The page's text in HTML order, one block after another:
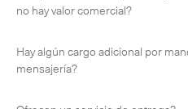
no hay valor comercial?
Hay algún cargo adicional por
mensajería?